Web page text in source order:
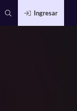
Ingresar